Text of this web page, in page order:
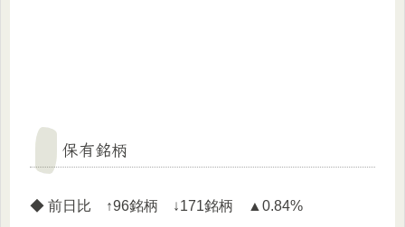
保有銘柄
◆ 前日比 ↑96銘柄 ↓171銘柄 ▲0.84%